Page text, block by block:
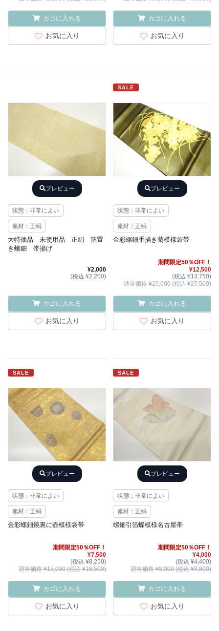
カゴに入れる
お気に入り
カゴに入れる
お気に入り
プレビュー
状態：非常によい
素材：正絹
大特価品 未使用品 正絹 箔置
き螺鈿 帯揚げ
¥2,000
(税込 ¥2,200)
カゴに入れる
お気に入り
SALE
プレビュー
状態：非常によい
素材：正絹
金彩螺鈿手描き菊模様袋帯
期間限定50％OFF！
¥12,500
(税込 ¥13,750)
通常価格 ¥25,000 (税込 ¥27,500)
カゴに入れる
お気に入り
SALE
プレビュー
状態：非常によい
素材：正絹
金彩螺鈿鏡裏に壺模様袋帯
期間限定50％OFF！
¥7,500
(税込 ¥8,250)
通常価格 ¥15,000 (税込 ¥16,500)
カゴに入れる
お気に入り
SALE
プレビュー
状態：非常によい
素材：正絹
螺鈿引箔蝶模様名古屋帯
期間限定50％OFF！
¥4,000
(税込 ¥4,400)
通常価格 ¥8,000 (税込 ¥8,800)
カゴに入れる
お気に入り